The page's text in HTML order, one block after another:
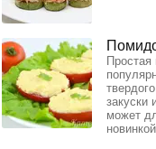
Простая
закуски
может